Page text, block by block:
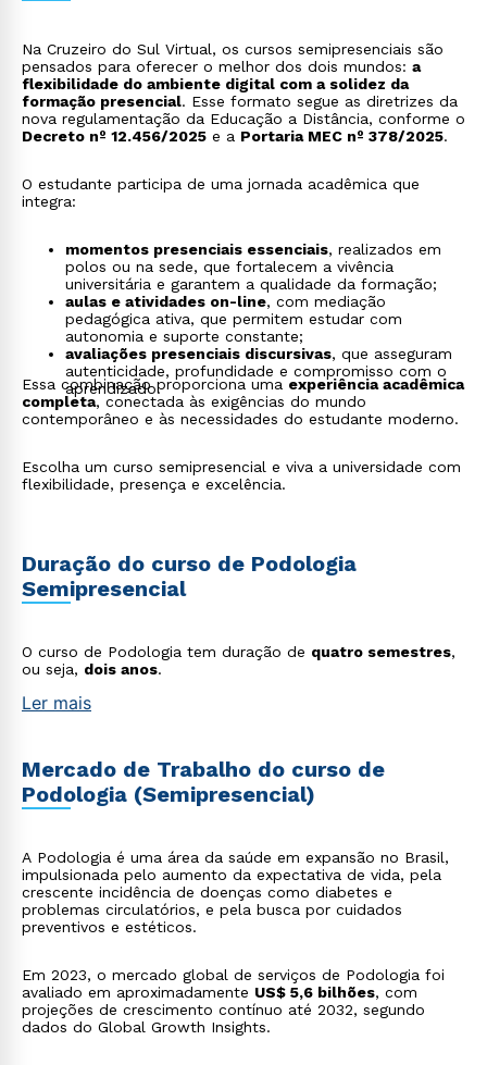
Na Cruzeiro do Sul Virtual, os cursos semipresenciais são
pensados para oferecer o melhor dos dois mundos: a
flexibilidade do ambiente digital com a solidez da
formação presencial. Esse formato segue as diretrizes da
nova regulamentação da Educação a Distância, conforme o
Decreto nº 12.456/2025 e a Portaria MEC nº 378/2025.
O estudante participa de uma jornada acadêmica que
integra:
momentos presenciais essenciais, realizados em
polos ou na sede, que fortalecem a vivência
universitária e garantem a qualidade da formação;
aulas e atividades on-line, com mediação
pedagógica ativa, que permitem estudar com
autonomia e suporte constante;
avaliações presenciais discursivas, que asseguram
autenticidade, profundidade e compromisso com o
aprendizado.
Essa combinação proporciona uma experiência acadêmica
completa, conectada às exigências do mundo
contemporâneo e às necessidades do estudante moderno.
Escolha um curso semipresencial e viva a universidade com
flexibilidade, presença e excelência.
Duração do curso de Podologia
Semipresencial
O curso de Podologia tem duração de quatro semestres,
ou seja, dois anos.
Ler mais
Mercado de Trabalho do curso de
Podologia (Semipresencial)
A Podologia é uma área da saúde em expansão no Brasil,
impulsionada pelo aumento da expectativa de vida, pela
crescente incidência de doenças como diabetes e
problemas circulatórios, e pela busca por cuidados
preventivos e estéticos.
Em 2023, o mercado global de serviços de Podologia foi
avaliado em aproximadamente US$ 5,6 bilhões, com
projeções de crescimento contínuo até 2032, segundo
dados do Global Growth Insights.